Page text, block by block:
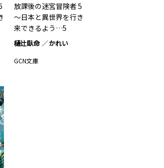
放課後の迷宮冒険者 5
～日本と異世界を行き
来できるよう…5
樋辻臥命 かれい
GCN文庫